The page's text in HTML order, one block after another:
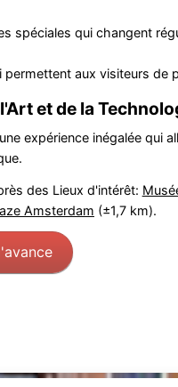
spéciales qui changent
aux visiteurs de
et de la
expérience inégalée qui
des Lieux d'intérêt:
Amsterdam (±1,7 km).